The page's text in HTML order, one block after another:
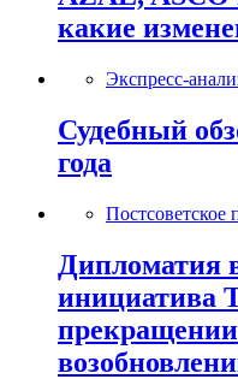
какие
Экспресс-
Судебный
года
Постсоветское
Дипломатия
инициатива